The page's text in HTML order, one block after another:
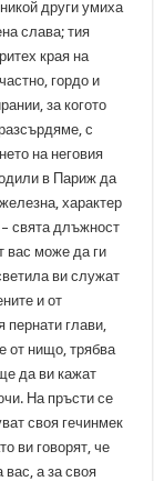
други умиха
слава; тия
края на
гордо и
за когото
с
на неговия
в Париж да
характер
свята длъжност
вас може да ги
ви служат
и от
пернати глави,
от нищо, трябва
да ви кажат
На пръсти се
своя гечинмек
ви говорят, че
вас, а за своя